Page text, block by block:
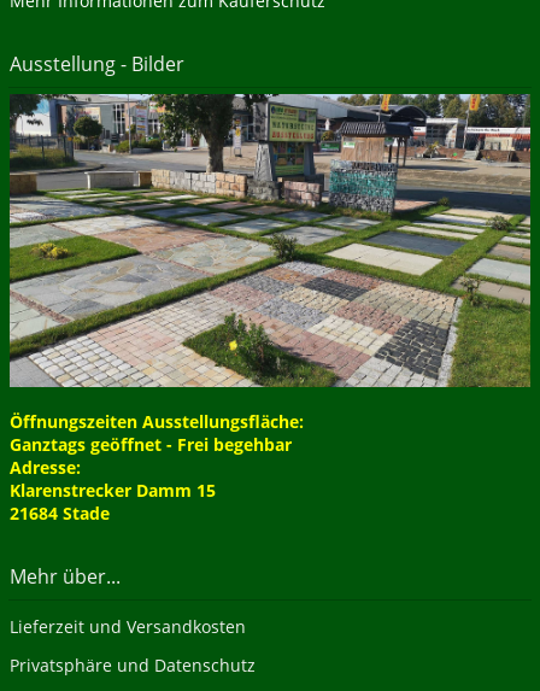
Ausstellung - Bilder
Öffnungszeiten Ausstellungsfläche:
Ganztags geöffnet - Frei begehbar
Adresse:
Klarenstrecker Damm 15
21684 Stade
Mehr über...
Lieferzeit und Versandkosten
Privatsphäre und Datenschutz